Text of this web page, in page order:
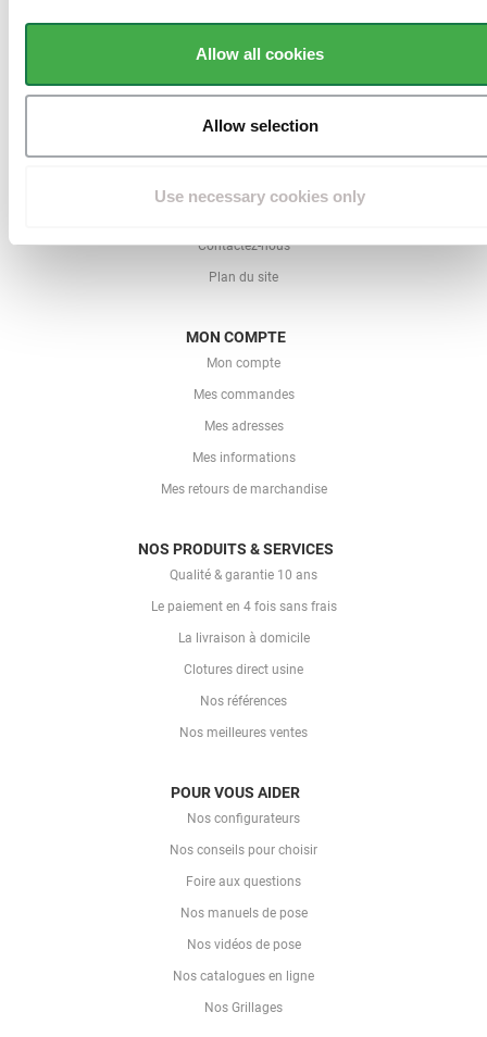
Allow all cookies
Allow selection
Use necessary cookies only
QUI SOMMES NOUS
Qui est Directclotures ?
Conditions générales de ventes
Contactez-nous
Plan du site
MON COMPTE
Mon compte
Mes commandes
Mes adresses
Mes informations
Mes retours de marchandise
NOS PRODUITS & SERVICES
Qualité & garantie 10 ans
Le paiement en 4 fois sans frais
La livraison à domicile
Clotures direct usine
Nos références
Nos meilleures ventes
POUR VOUS AIDER
Nos configurateurs
Nos conseils pour choisir
Foire aux questions
Nos manuels de pose
Nos vidéos de pose
Nos catalogues en ligne
Nos Grillages